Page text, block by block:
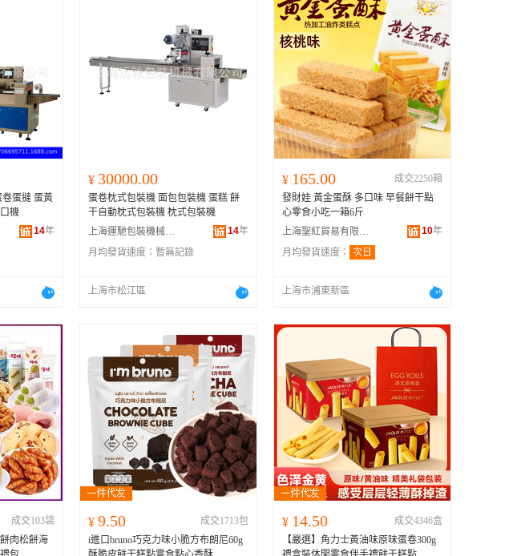
蛋撻 蛋黃
機
14年
¥ 30000.00
蛋卷枕式包裝機 面包包裝機 蛋糕 餅
干自動枕式包裝機 枕式包裝機
上海運馳包裝機械有限公司
14年
月均發貨速度： 暫無記錄
上海市松江區
¥ 165.00
成交2250箱
發財娃 黃金蛋酥 多口味 早餐餅干點
心零食小吃一箱6斤
上海聖紅貿易有限公司
10年
月均發貨速度：
次日
上海市浦東新區
成交103袋
肉松餅海
¥ 9.50
成交1713包
i進口bruno巧克力味小脆方布朗尼60g
¥ 14.50
成交4346盒
【嚴選】角力士黃油味原味蛋卷300g